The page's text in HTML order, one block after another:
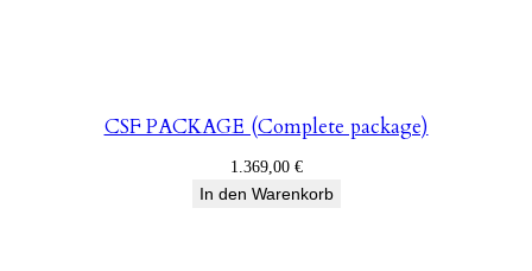
CSF PACKAGE (Complete package)
1.369,00 €
In den Warenkorb